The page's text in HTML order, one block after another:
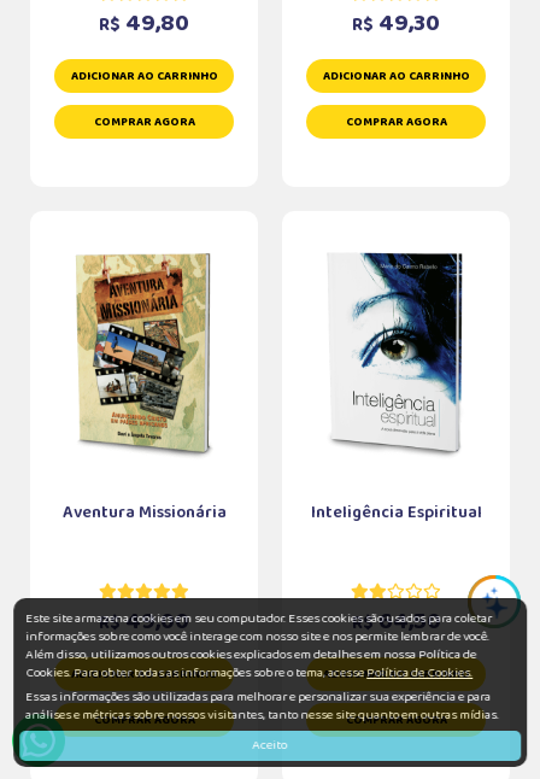
R$ 49,80
ADICIONAR AO CARRINHO
COMPRAR AGORA
R$ 49,30
ADICIONAR AO CARRINHO
COMPRAR AGORA
Aventura Missionária
R$49,00
ADICIONAR AO CARRINHO
COMPRAR AGORA
Inteligência Espiritual
R$64,50
ADICIONAR AO CARRINHO
COMPRAR AGORA
Este site armazena cookies em seu computador. Esses cookies são usados para coletar
informações sobre como você interage com nosso site e nos permite lembrar de você.
Além disso, utilizamos outros cookies explicados em detalhes em nossa Política de
Cookies. Para obter todas as informações sobre o tema, acessePolítica de Cookies.
Essas informações são utilizadas para melhorar e personalizar sua experiência e para
análises e métricas sobre nossos visitantes, tanto nesse site quanto em outras mídias.
Aceito